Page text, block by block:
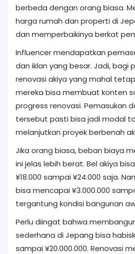
berbeda dengan orang biasa.
harga rumah dan properti di
dan memperbaikinya berkat
Influencer mendapatkan
dan iklan yang besar. Jadi, bagi
renovasi akiya yang mahal
mereka bisa membuat konten
progress renovasi. Pemasukan
tersebut pasti bisa jadi modal
melanjutkan proyek berbenah
Jika orang biasa, beban biaya
ini jelas lebih berat. Bel akiya
¥18.000 sampai ¥24.000 saja.
bisa mencapai ¥3.000.000
tergantung kondisi bangunan
Perlu diingat bahwa
sederhana di Jepang bisa
sampai ¥20.000.000. Renovasi